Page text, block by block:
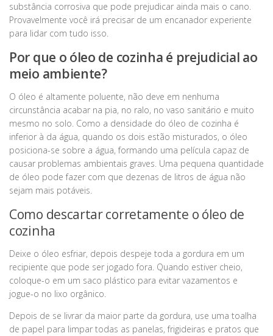
substância corrosiva que pode prejudicar ainda mais o cano.
Provavelmente você irá precisar de um encanador experiente
para lidar com tudo isso.
Por que o óleo de cozinha é prejudicial ao
meio ambiente?
O óleo é altamente poluente, não deve em nenhuma
circunstância acabar na pia, no ralo, no vaso sanitário e muito
mesmo no solo. Como a densidade do óleo de cozinha é
inferior à da água, quando os dois estão misturados, o óleo
posiciona-se sobre a água, formando uma película capaz de
causar problemas ambientais graves. Uma pequena quantidade
de óleo pode fazer com que dezenas de litros de água não
sejam mais potáveis.
Como descartar corretamente o óleo de
cozinha
Deixe o óleo esfriar, depois despeje toda a gordura em um
recipiente que pode ser jogado fora. Quando estiver cheio,
coloque-o em um saco plástico para evitar vazamentos e
jogue-o no lixo orgânico.
Depois de se livrar da maior parte da gordura, use uma toalha
de papel para limpar todas as panelas, frigideiras e pratos que